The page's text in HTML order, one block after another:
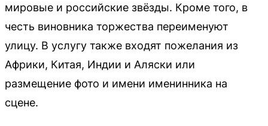
мировые и российские звёзды. Кроме того, в
честь виновника торжества переименуют
улицу. В услугу также входят пожелания из
Африки, Китая, Индии и Аляски или
размещение фото и имени именинника на
сцене.